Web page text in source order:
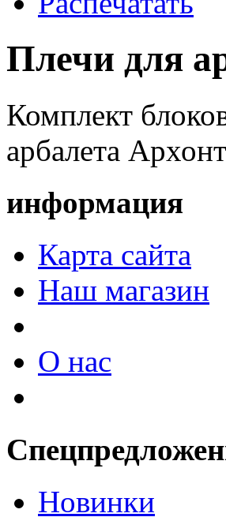
Плечи для
Комплект
арбалета Архонт
информация
Карта сайта
Наш магазин
О нас
Новинки